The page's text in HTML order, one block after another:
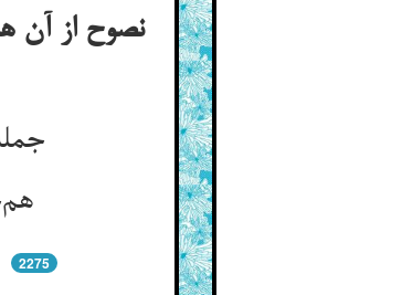
نصوح از آن
جمله را جستیم پیش آی ای نصوح ** گشت بیهوش آن زمان پرید روح
هم‌چو دیوار شکسته در فتاد ** هوش و عقلش رفت شد او چون جماد
2275